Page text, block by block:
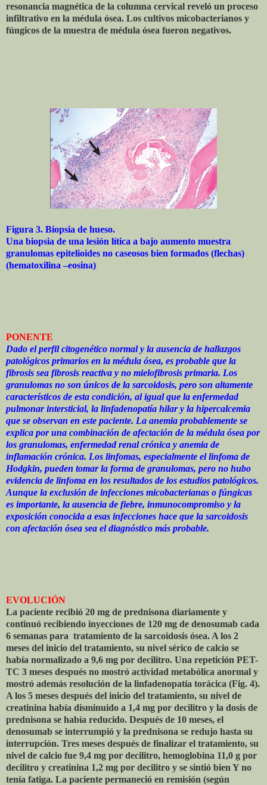
resonancia magnética de la columna cervical reveló un proceso
infiltrativo en la médula ósea. Los cultivos micobacterianos y
fúngicos de la muestra de médula ósea fueron negativos.
Figura 3. Biopsia de hueso.
Una biopsia de una lesión lítica a bajo aumento muestra
granulomas epitelioides no caseosos bien formados (flechas)
(hematoxilina –eosina)
PONENTE
Dado el perfil citogenético normal y la ausencia de hallazgos
patológicos primarios en la médula ósea, es probable que la
fibrosis sea fibrosis reactiva y no mielofibrosis primaria. Los
granulomas no son únicos de la sarcoidosis, pero son altamente
característicos de esta condición, al igual que la enfermedad
pulmonar intersticial, la linfadenopatía hilar y la hipercalcemia
que se observan en este paciente. La anemia probablemente se
explica por una combinación de afectación de la médula ósea por
los granulomas, enfermedad renal crónica y anemia de
inflamación crónica. Los linfomas, especialmente el linfoma de
Hodgkin, pueden tomar la forma de granulomas, pero no hubo
evidencia de linfoma en los resultados de los estudios patológicos.
Aunque la exclusión de infecciones micobacterianas o fúngicas
es importante, la ausencia de fiebre, inmunocompromiso y la
exposición conocida a esas infecciones hace que la sarcoidosis
con afectación ósea sea el diagnóstico más probable.
EVOLUCIÓN
La paciente recibió 20 mg de prednisona diariamente y
continuó recibiendo inyecciones de 120 mg de denosumab cada
6 semanas para tratamiento de la sarcoidosis ósea. A los 2
meses del inicio del tratamiento, su nivel sérico de calcio se
había normalizado a 9,6 mg por decilitro. Una repetición PET-
TC 3 meses después no mostró actividad metabólica anormal y
mostró además resolución de la linfadenopatía torácica (Fig. 4).
A los 5 meses después del inicio del tratamiento, su nivel de
creatinina había disminuido a 1,4 mg por decilitro y la dosis de
prednisona se había reducido. Después de 10 meses, el
denosumab se interrumpió y la prednisona se redujo hasta su
interrupción. Tres meses después de finalizar el tratamiento, su
nivel de calcio fue 9,4 mg por decilitro, hemoglobina 11,0 g por
decilitro y creatinina 1,2 mg por decilitro y se sintió bien Y no
tenía fatiga. La paciente permaneció en remisión (según